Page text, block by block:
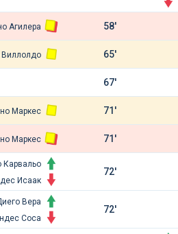
Агилера 58'
65'
67'
Маркес 71'
Маркес 71'
Карвальо
Исаак
72'
Вера
Соса
72'